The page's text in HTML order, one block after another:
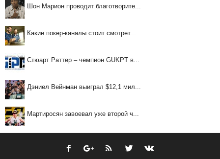
Шон Марион проводит благотворите...
Какие покер-каналы стоит смотрет...
Стюарт Раттер – чемпион GUKPT в...
Дэниел Вейнман выиграл $12,1 мил...
Мартиросян завоевал уже второй ч...